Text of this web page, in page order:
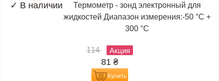
✓ В наличии
Термометр - зонд электронный для
жидкостей Диапазон измерения:-50 °C +
300 °C
114 Акция
81 ₴
Купить